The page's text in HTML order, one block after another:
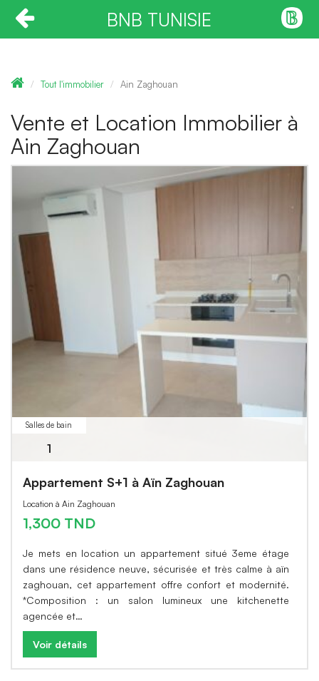
BNB TUNISIE
Tout l'immobilier Ain Zaghouan
Vente et Location Immobilier à
Ain Zaghouan
Salles de bain
1
Appartement S+1 à Aïn Zaghouan
Location à Ain Zaghouan
1,300 TND
Je mets en location un appartement situé 3eme étage
dans une résidence neuve, sécurisée et très calme à aïn
zaghouan, cet appartement offre confort et modernité.
*Composition : un salon lumineux une kitchenette
agencée et…
Voir détails